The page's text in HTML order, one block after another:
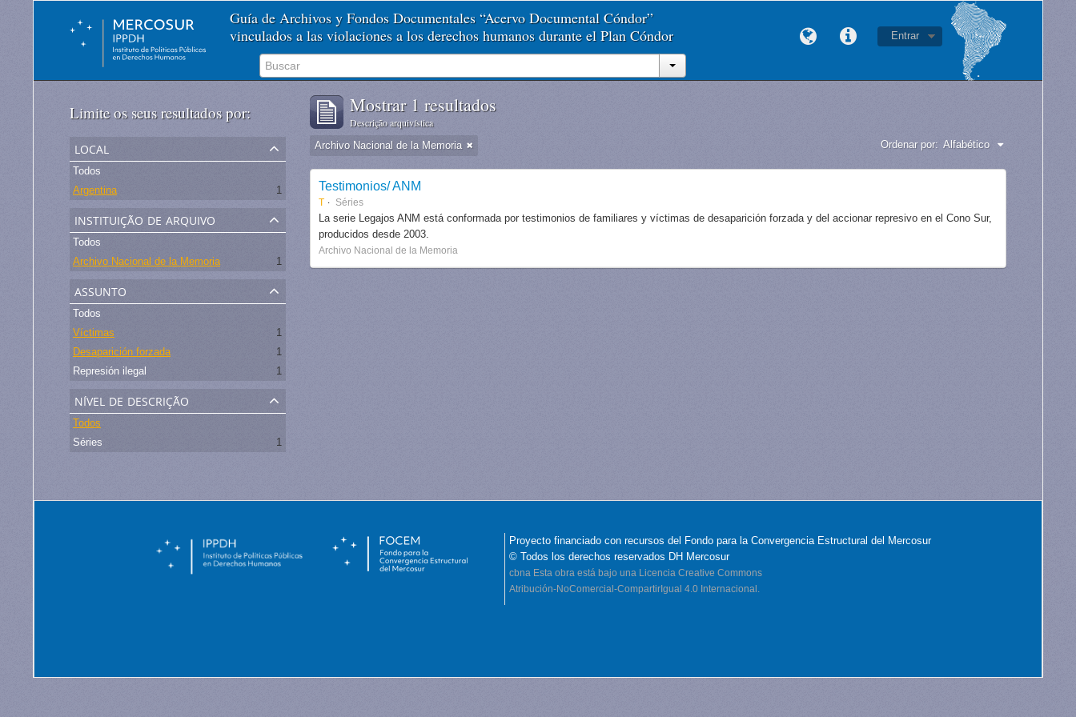
Guía de Archivos y Fondos Documentales “Acervo Documental Cóndor”
vinculados a las violaciones a los derechos humanos durante el Plan Cóndor
Entrar
Limite os seus resultados por:
local
Todos
Argentina
1
instituição de arquivo
Todos
Archivo Nacional de la Memoria
1
assunto
Todos
Víctimas
1
Desaparición forzada
1
Represión ilegal
1
nível de descrição
Todos
Séries
1
Mostrar 1 resultados
Descrição arquivística
Archivo Nacional de la Memoria Ordenar por: Alfabético
Testimonios/ ANM
T Séries
La serie Legajos ANM está conformada por testimonios de familiares y víctimas de desaparición forzada y del accionar represivo en el Cono Sur,
producidos desde 2003.
Archivo Nacional de la Memoria
Proyecto financiado con recursos del Fondo para la Convergencia Estructural del Mercosur
© Todos los derechos reservados DH Mercosur
cbna Esta obra está bajo una Licencia Creative Commons
Atribución-NoComercial-CompartirIgual 4.0 Internacional.